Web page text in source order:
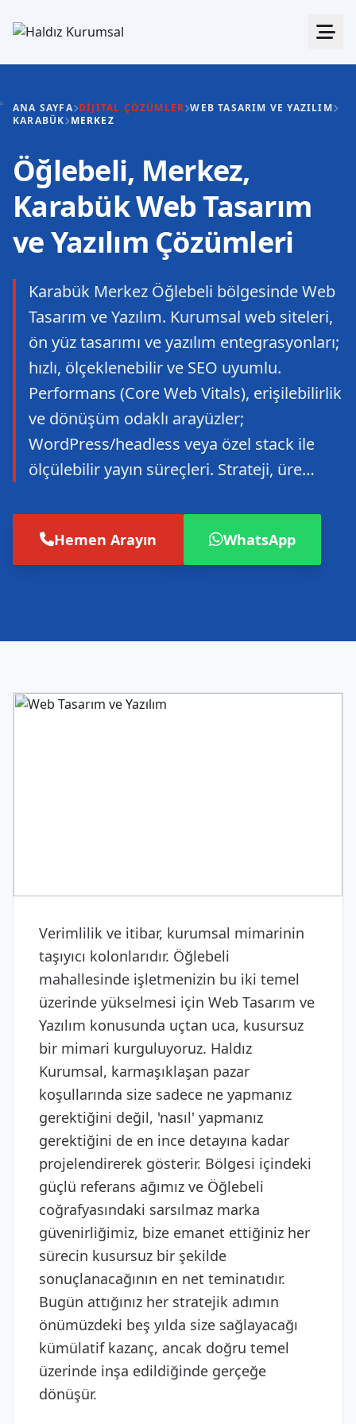
ANA SAYFA DIJITAL ÇÖZÜMLER WEB TASARIM VE YAZILIM
KARABÜK MERKEZ
Öğlebeli, Merkez,
Karabük Web Tasarım
ve Yazılım Çözümleri
Karabük Merkez Öğlebeli bölgesinde Web
Tasarım ve Yazılım. Kurumsal web siteleri,
ön yüz tasarımı ve yazılım entegrasyonları;
hızlı, ölçeklenebilir ve SEO uyumlu.
Performans (Core Web Vitals), erişilebilirlik
ve dönüşüm odaklı arayüzler;
WordPress/headless veya özel stack ile
ölçülebilir yayın süreçleri. Strateji, üre…
Hemen Arayın WhatsApp
Verimlilik ve itibar, kurumsal mimarinin
taşıyıcı kolonlarıdır. Öğlebeli
mahallesinde işletmenizin bu iki temel
üzerinde yükselmesi için Web Tasarım ve
Yazılım konusunda uçtan uca, kusursuz
bir mimari kurguluyoruz. Haldız
Kurumsal, karmaşıklaşan pazar
koşullarında size sadece ne yapmanız
gerektiğini değil, 'nasıl' yapmanız
gerektiğini de en ince detayına kadar
projelendirerek gösterir. Bölgesi içindeki
güçlü referans ağımız ve Öğlebeli
coğrafyasındaki sarsılmaz marka
güvenirliğimiz, bize emanet ettiğiniz her
sürecin kusursuz bir şekilde
sonuçlanacağının en net teminatıdır.
Bugün attığınız her stratejik adımın
önümüzdeki beş yılda size sağlayacağı
kümülatif kazanç, ancak doğru temel
üzerinde inşa edildiğinde gerçeğe
dönüşür.